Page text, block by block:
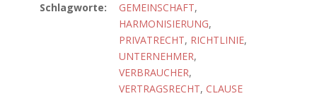
Schlagworte:
GEMEINSCHAFT,
HARMONISIERUNG,
PRIVATRECHT, RICHTLINIE,
UNTERNEHMER,
VERBRAUCHER,
VERTRAGSRECHT, CLAUSE